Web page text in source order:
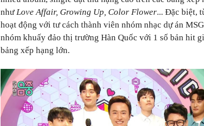
nhưLove Affair, Growing Up, Color Flower... Đặc biệt,
hoạt động với tư cách thành viên nhóm nhạc dự án
nhóm khuấy đảo thị trường Hàn Quốc với 1 số bản hit
bảng xếp hạng lớn.